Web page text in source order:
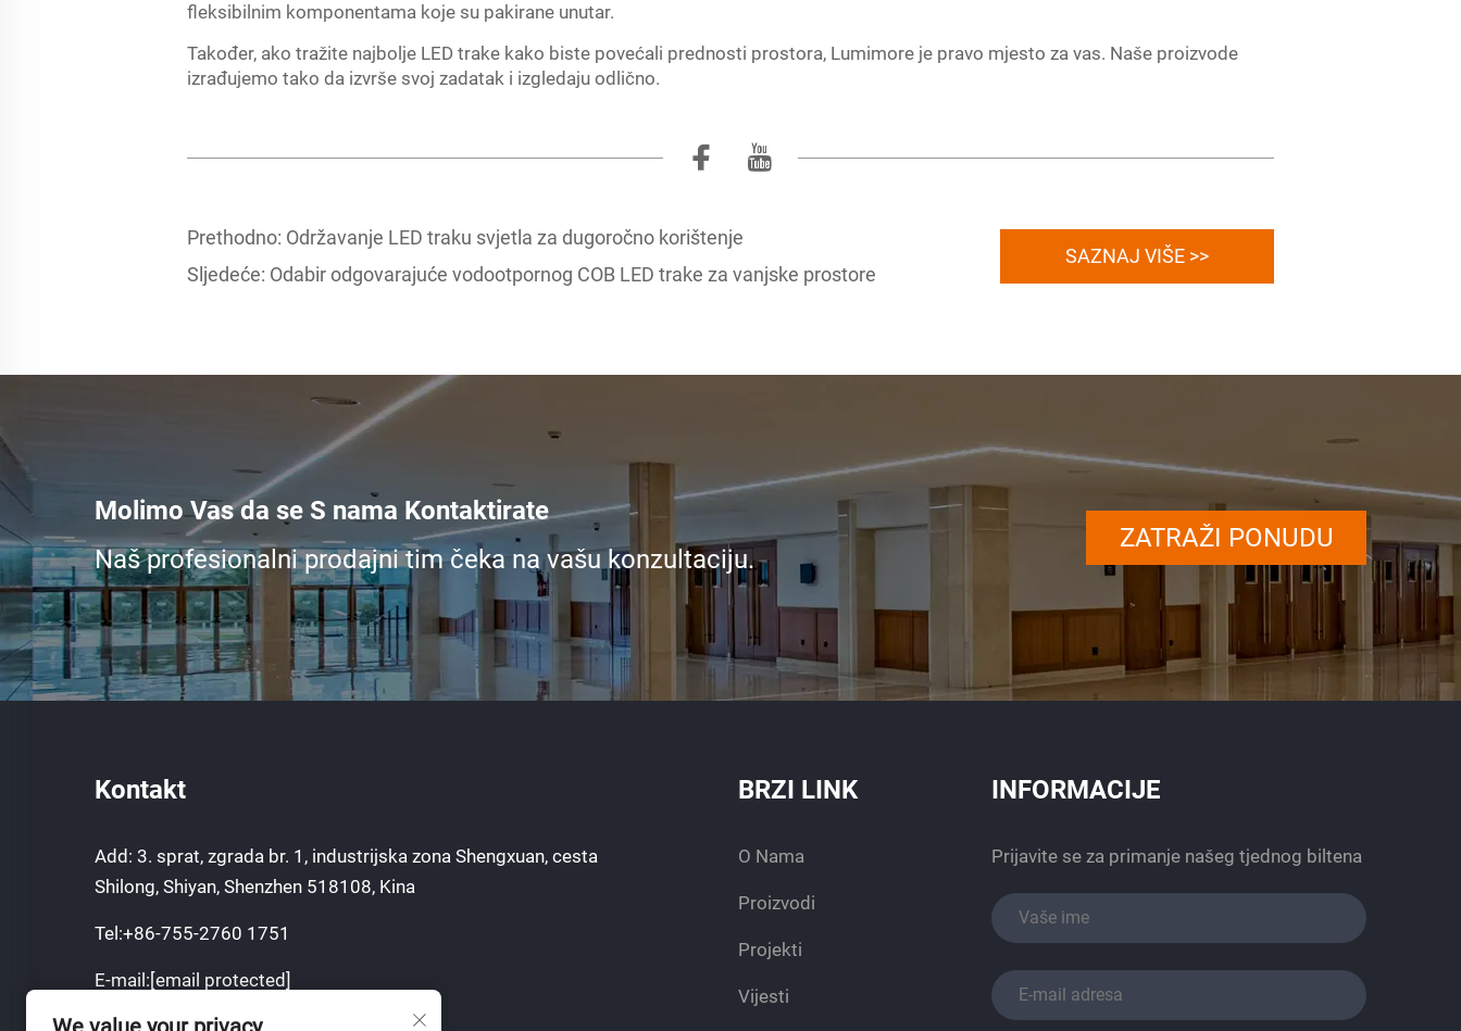
fleksibilnim komponentama koje su pakirane unutar.
Također, ako tražite najbolje LED trake kako biste povećali prednosti prostora, Lumimore je pravo mjesto za vas. Naše proizvode
izrađujemo tako da izvrše svoj zadatak i izgledaju odlično.
Prethodno: Održavanje LED traku svjetla za dugoročno korištenje
Sljedeće: Odabir odgovarajuće vodootpornog COB LED trake za vanjske prostore
SAZNAJ VIŠE >>
Molimo Vas da se S nama Kontaktirate
Naš profesionalni prodajni tim čeka na vašu konzultaciju.
ZATRAŽI PONUDU
Kontakt
Add: 3. sprat, zgrada br. 1, industrijska zona Shengxuan, cesta
Shilong, Shiyan, Shenzhen 518108, Kina
Tel:+86-755-2760 1751
E-mail:[email protected]
Mobilni:+8613751129751
BRZI LINK
O Nama
Proizvodi
Projekti
Vijesti
INFORMACIJE
Prijavite se za primanje našeg tjednog biltena